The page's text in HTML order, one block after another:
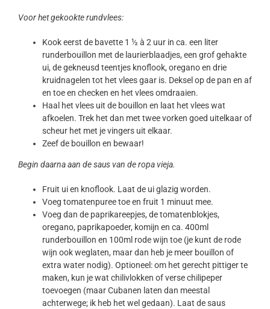
Voor het gekookte rundvlees:
Kook eerst de bavette 1 ½ à 2 uur in ca. een liter
runderbouillon met de laurierblaadjes, een grof gehakte
ui, de gekneusd teentjes knoflook, oregano en drie
kruidnagelen tot het vlees gaar is. Deksel op de pan en af
en toe en checken en het vlees omdraaien.
Haal het vlees uit de bouillon en laat het vlees wat
afkoelen. Trek het dan met twee vorken goed uitelkaar of
scheur het met je vingers uit elkaar.
Zeef de bouillon en bewaar!
Begin daarna aan de saus van de ropa vieja.
Fruit ui en knoflook. Laat de ui glazig worden.
Voeg tomatenpuree toe en fruit 1 minuut mee.
Voeg dan de paprikareepjes, de tomatenblokjes,
oregano, paprikapoeder, komijn en ca. 400ml
runderbouillon en 100ml rode wijn toe (je kunt de rode
wijn ook weglaten, maar dan heb je meer bouillon of
extra water nodig). Optioneel: om het gerecht pittiger te
maken, kun je wat chilivlokken of verse chilipeper
toevoegen (maar Cubanen laten dan meestal
achterwege; ik heb het wel gedaan). Laat de saus